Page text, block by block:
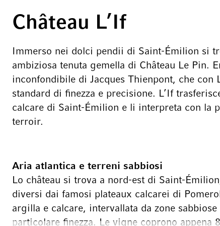
Château L’If
Immerso nei dolci pendii di Saint-Émilion si
ambiziosa tenuta gemella di Château Le Pin.
inconfondibile di Jacques Thienpont, che con
standard di finezza e precisione. L’If
calcare di Saint-Émilion e li interpreta con la
terroir.
Aria atlantica e terreni sabbiosi
Lo château si trova a nord-est di Saint-
diversi dai famosi plateaux calcarei di
argilla e calcare, intervallata da zone
particolare finezza. Le vigne coprono appena